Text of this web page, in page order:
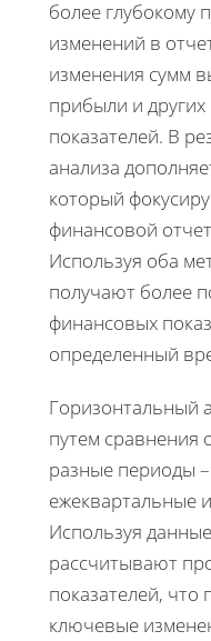
более глубокому
изменений в
изменения сумм
прибыли и
показателей. В
анализа
который
финансовой
Используя оба
получают более
финансовых
определенный
Горизонтальный
путем сравнения
разные периоды
ежеквартальные
Используя
рассчитывают
показателей, что
ключевые